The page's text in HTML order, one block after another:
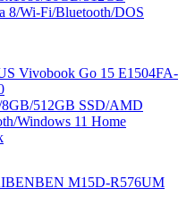
8/Wi-Fi/Bluetooth/DOS
Vivobook Go 15 E1504FA-
512GB SSD/AMD
Windows 11 Home
M15D-R576UM